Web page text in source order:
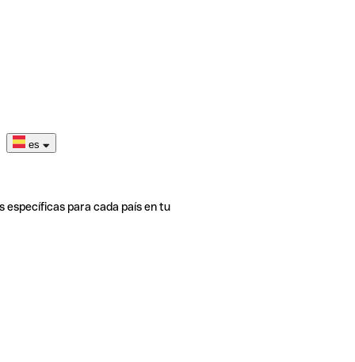
es
específicas para cada país en tu